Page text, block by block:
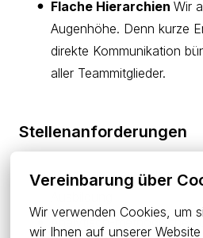
Vereinbarung über
Wir verwenden Cookies, um
wir Ihnen auf unserer
Flache Hierarchien Wir
Augenhöhe. Denn kurze
direkte Kommunikation
aller Teammitglieder.
Stellenanforderungen
Mindestens eine
Analytisch-methodisches